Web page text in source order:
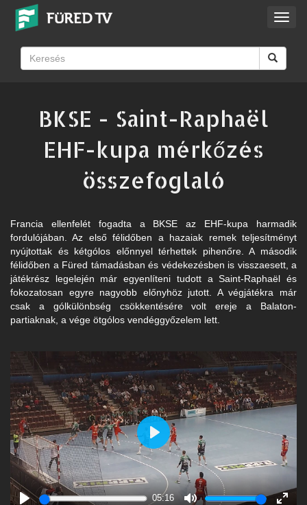
BKSE - Saint-Raphaël
EHF-kupa mérkőzés
összefoglaló
Francia ellenfelét fogadta a BKSE az EHF-kupa harmadik
fordulójában. Az első félidőben a hazaiak remek teljesítményt
nyújtottak és kétgólos előnnyel térhettek pihenőre. A második
félidőben a Füred támadásban és védekezésben is visszaesett, a
játékrész legelején már egyenlíteni tudott a Saint-Raphaël és
fokozatosan egyre nagyobb előnyhöz jutott. A végjátékra már
csak a gólkülönbség csökkentésére volt ereje a Balaton-
partiaknak, a vége ötgólos vendéggyőzelem lett.
05:16
Play